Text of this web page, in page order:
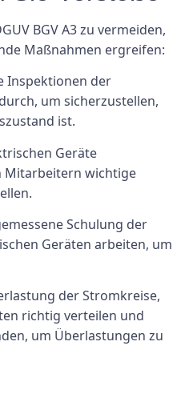
BGV A3 zu vermeiden,
Maßnahmen ergreifen:
Inspektionen der
um sicherzustellen,
ist.
Geräte
Mitarbeitern wichtige
Schulung der
Geräten arbeiten, um
der Stromkreise,
richtig verteilen und
um Überlastungen zu